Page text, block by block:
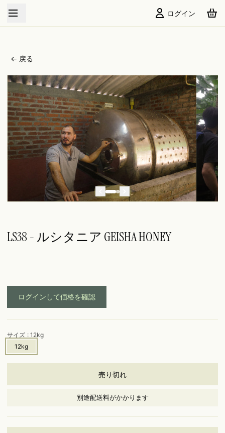
ログイン
← 戻る
LS38 - ルシタニア GEISHA HONEY
ログインして価格を確認
サイズ : 12kg
12kg
売り切れ
別途配送料がかかります